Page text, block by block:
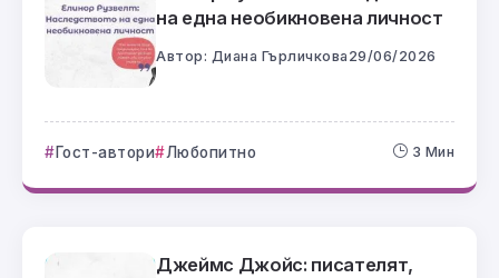
на една необикновена личност
Автор: Диана Гърличкова 29/06/2026
Гост-автори Любопитно 3 Мин
Джеймс Джойс: писателят,